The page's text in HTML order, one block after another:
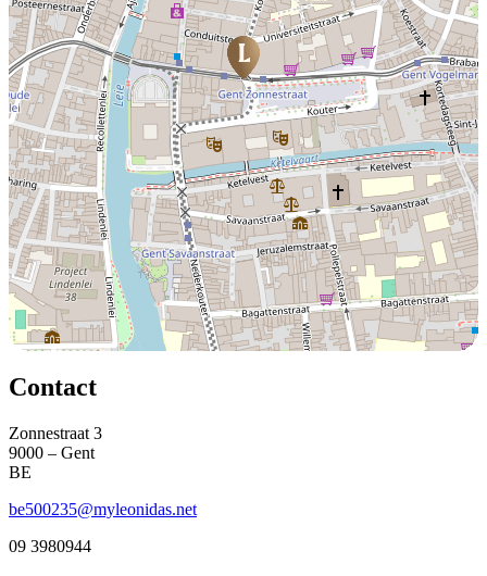
Contact
Zonnestraat 3
9000 – Gent
BE
be500235@myleonidas.net
09 3980944